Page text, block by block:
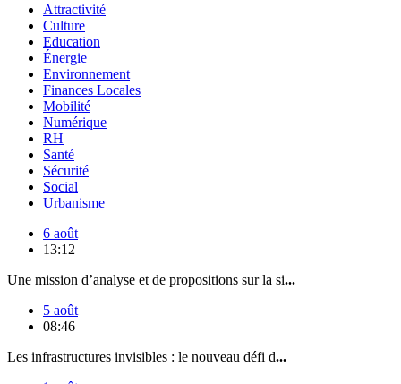
Attractivité
Culture
Education
Énergie
Environnement
Finances Locales
Mobilité
Numérique
RH
Santé
Sécurité
Social
Urbanisme
6 août
13:12
Une mission d’analyse et de propositions sur la si...
5 août
08:46
Les infrastructures invisibles : le nouveau défi d...